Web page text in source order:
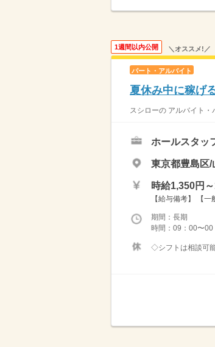
1週間以内公開 ＼オススメ!／
パート・アルバイト
夏休み中に稼げ
スシローの アルバイト
ホールスタッ
東京都豊島区/
時給1,350円
【給与備考】 【
期間：長期
時間：09：00〜
◇シフトは相談可